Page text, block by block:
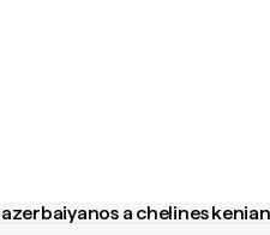
a chelines